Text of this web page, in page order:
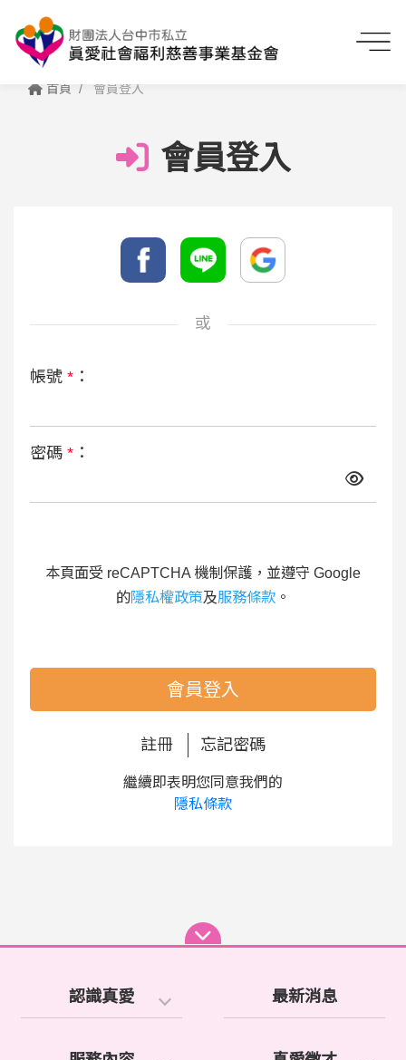
首頁 會員登入
會員登入
或
帳號 * ：
密碼 * ：
本頁面受 reCAPTCHA 機制保護，並遵守 Google
的隱私權政策及服務條款 。
會員登入
註冊 忘記密碼
繼續即表明您同意我們的
隱私條款
認識真愛 最新消息